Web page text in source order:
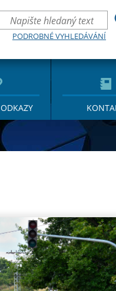
PODROBNÉ VYHLEDÁVÁNÍ